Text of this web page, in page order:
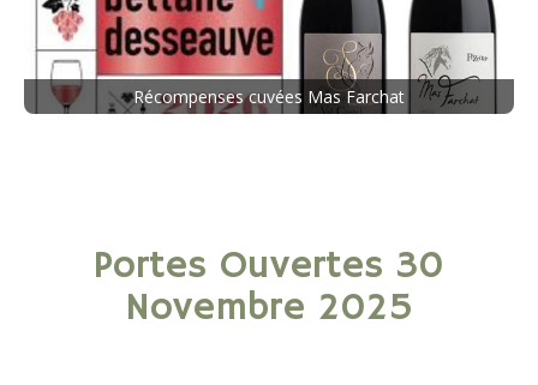
Récompenses cuvées Mas Farchat
Portes Ouvertes 30
Novembre 2025